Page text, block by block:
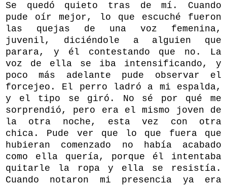
Se quedó quieto tras de mí. Cuando
pude oír mejor, lo que escuché fueron
las quejas de una voz femenina,
juvenil, diciéndole a alguien que
parara, y él contestando que no. La
voz de ella se iba intensificando, y
poco más adelante pude observar el
forcejeo. El perro ladró a mi espalda,
y el tipo se giró. No sé por qué me
sorprendió, pero era el mismo joven de
la otra noche, esta vez con otra
chica. Pude ver que lo que fuera que
hubieran comenzado no había acabado
como ella quería, porque él intentaba
quitarle la ropa y ella se resistía.
Cuando notaron mi presencia ya era